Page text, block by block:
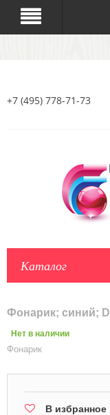
+7 (495) 778-71-73
Каталог
Фонарик; синий;
Нет в наличии
Фонарик
В избранное